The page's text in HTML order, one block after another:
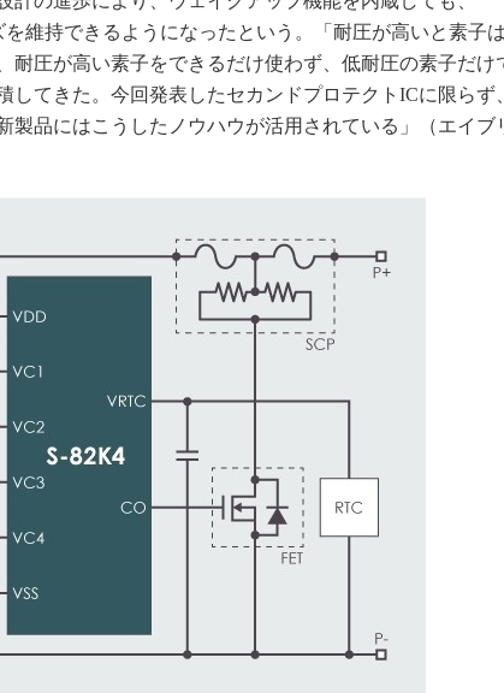
を維持できるようになったという。「耐圧が高いと素子は
耐圧が高い素子をできるだけ使わず、低耐圧の素子だけ
してきた。今回発表したセカンドプロテクトICに限らず、
製品にはこうしたノウハウが活用されている」（エイブ